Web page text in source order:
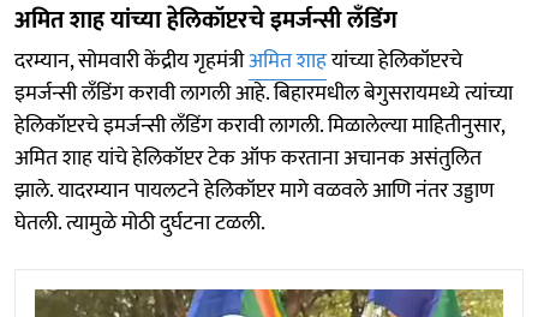
अमित शाह यांच्या हेलिकॉप्टरचे इमर्जन्सी लँडिंग
दरम्यान, सोमवारी केंद्रीय गृहमंत्रीअमित शाहयांच्या हेलिकॉप्टरचे
इमर्जन्सी लँडिंग करावी लागली आहे. बिहारमधील बेगुसरायमध्ये त्यांच्या
हेलिकॉप्टरचे इमर्जन्सी लँडिंग करावी लागली. मिळालेल्या माहितीनुसार,
अमित शाह यांचे हेलिकॉप्टर टेक ऑफ करताना अचानक असंतुलित
झाले. यादरम्यान पायलटने हेलिकॉप्टर मागे वळवले आणि नंतर उड्डाण
घेतली. त्यामुळे मोठी दुर्घटना टळली.